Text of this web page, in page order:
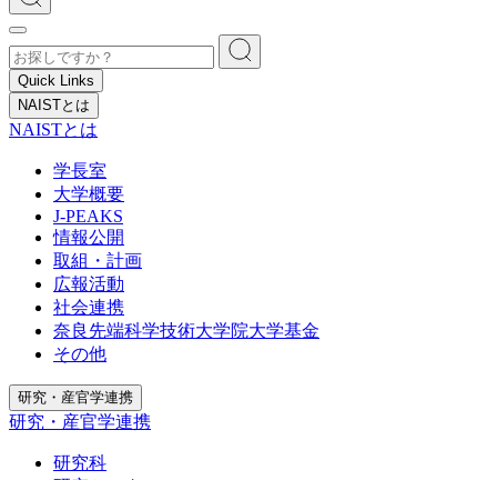
Quick Links
NAISTとは
NAISTとは
学長室
大学概要
J-PEAKS
情報公開
取組・計画
広報活動
社会連携
奈良先端科学技術大学院大学基金
その他
研究・産官学連携
研究・産官学連携
研究科